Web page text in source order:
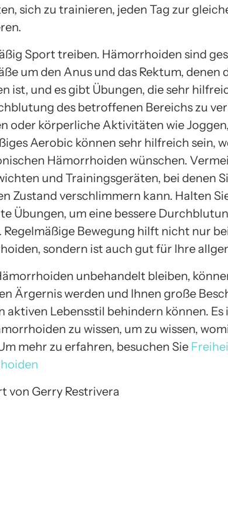
sich zu trainieren, jeden Tag zur
Sport treiben. Hämorrhoiden sind
um den Anus und das Rektum, denen
ist, und es gibt Übungen, die sehr
des betroffenen Bereichs zu
oder körperliche Aktivitäten wie
Aerobic können sehr hilfreich sein,
Hämorrhoiden wünschen.
und Trainingsgeräten, bei denen
Zustand verschlimmern kann. Halten
Übungen, um eine bessere
Regelmäßige Bewegung hilft nicht nur
sondern ist auch gut für Ihre
unbehandelt bleiben,
Ärgernis werden und Ihnen große
aktiven Lebensstil behindern können. Es
zu wissen, um zu wissen,
mehr zu erfahren, besuchen Sie
von Gerry Restrivera